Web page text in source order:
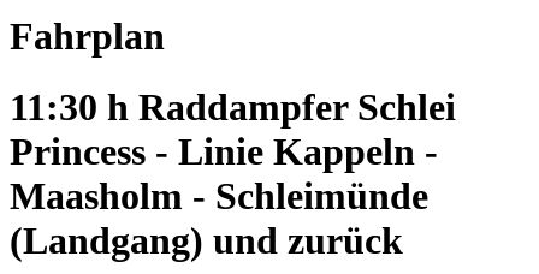
Fahrplan
11:30 h Raddampfer Schlei
Princess - Linie Kappeln -
Maasholm - Schleimünde
(Landgang) und zurück